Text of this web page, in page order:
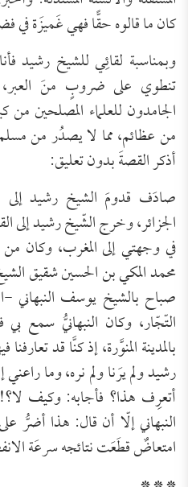
كان ما قالوه حقًّا فهي غَميزَة في
وبمناسبة لقائِي للشيخ رشيد
تنطوي على ضروبٍ منَ
الجامدون للعلماء المصلحين
من عظائم، مما لا يصدُر من
أذكر القصةَ بدون تعليق:
صادَف قدومَ الشيخ رشيد إلى
الجزائر، وخرج الشّيخ رشيد
في وجهتي إلى المغرب، وكان
محمد المكي بن الحسين شقيق
صباح بالشيخ يوسف النبهاني -
التّجّار، وكان النبهانيُّ سمع
بالمدينة المنوَّرة، إذ كنَّا قد
رشيد ولم يرَنا ولم نره، وما
أتعرِف هذا؟ فأجابه: وكيف
النبهاني إلّا أن قال: هذا أضرُّ
امتعاضٌ قطَعَت نتائجه سرعَة